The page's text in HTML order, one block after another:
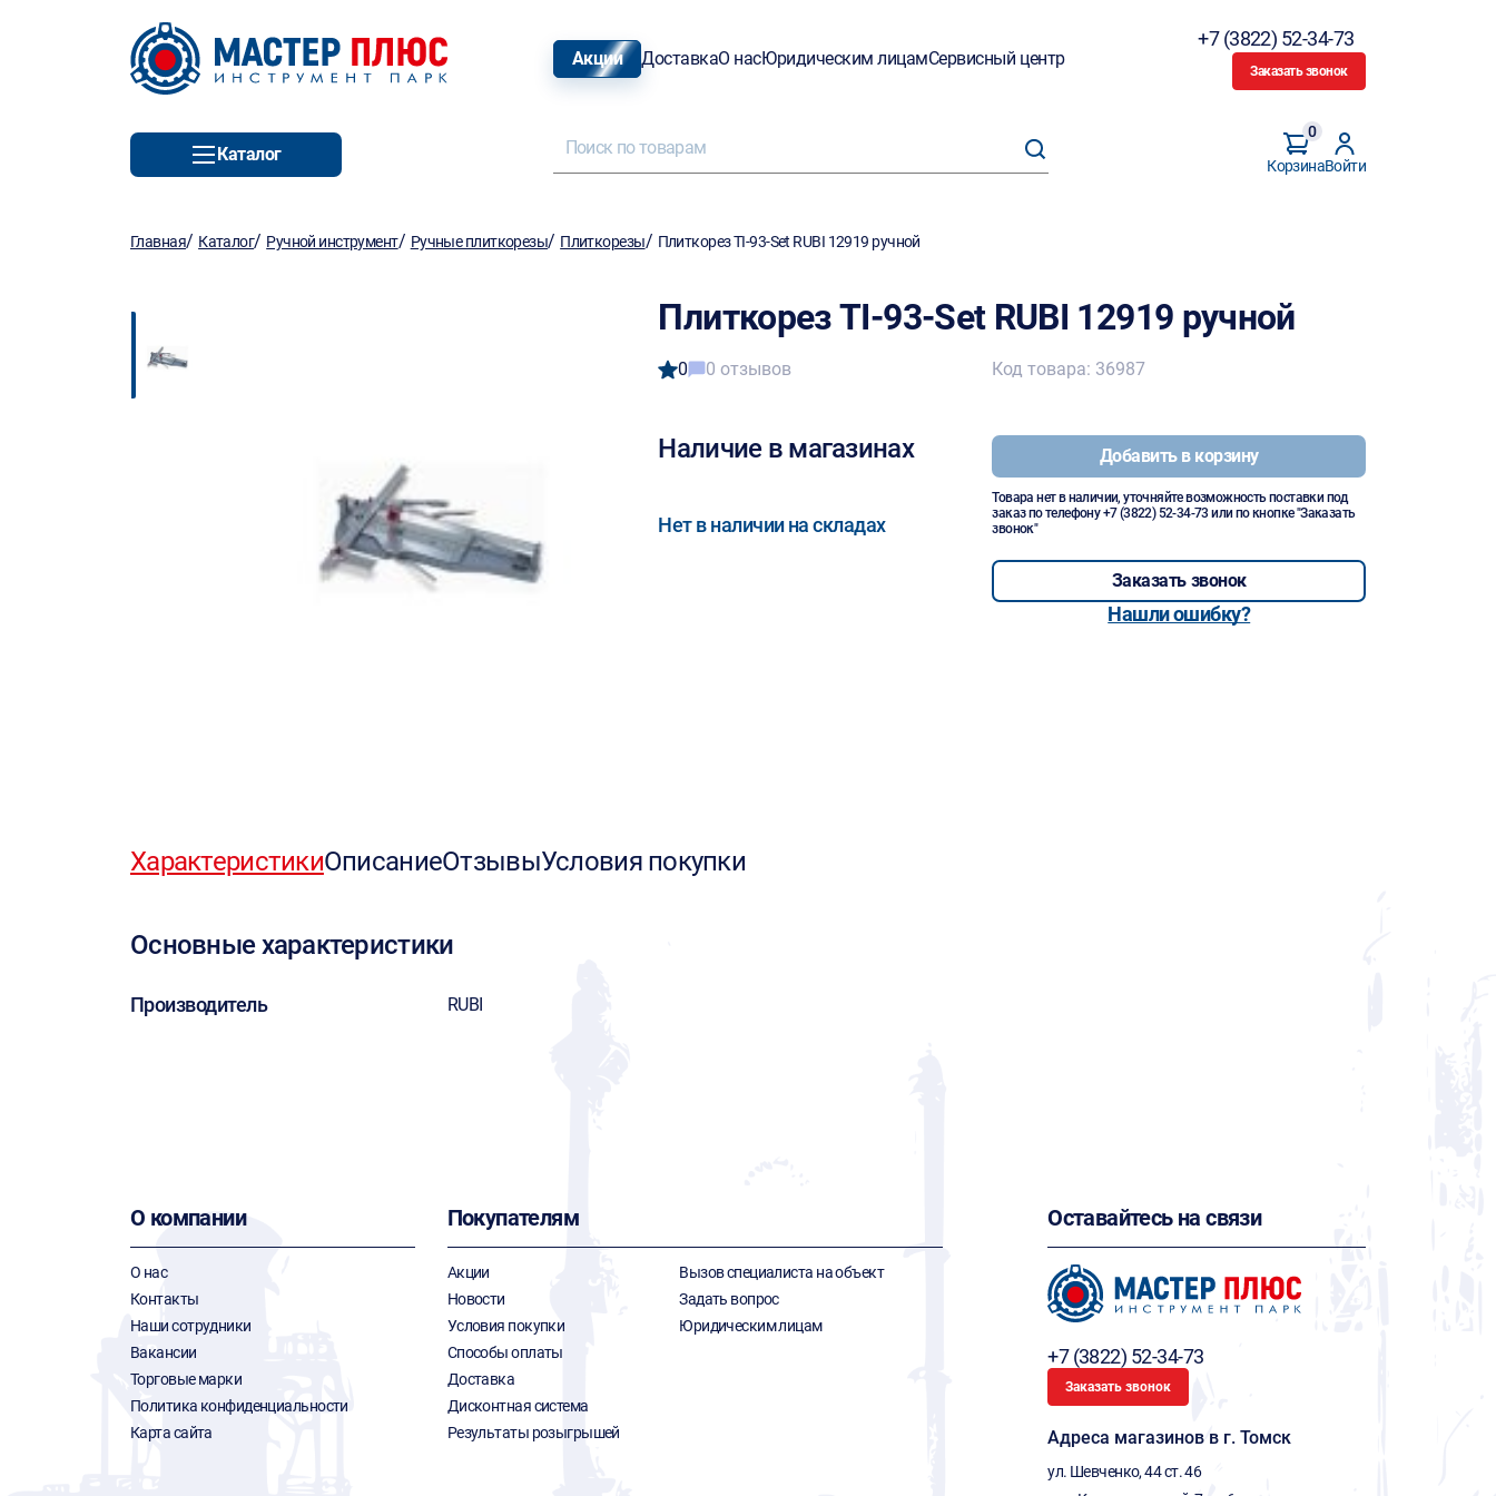
Акции ДоставкаО насЮридическим лицамСервисный центр
+7 (3822) 52-34-73
Заказать звонок
Каталог
Корзина
0
Войти
Главная/ Каталог/ Ручной инструмент/ Ручные плиткорезы/ Плиткорезы/ Плиткорез TI-93-Set RUBI 12919 ручной
Плиткорез TI-93-Set RUBI 12919 ручной
0 0 отзывов
Наличие в магазинах
Нет в наличии на складах
Код товара: 36987
Добавить в корзину
Товара нет в наличии, уточняйте возможность поставки под
заказ по телефону+7 (3822) 52-34-73 или по кнопке "Заказать
звонок"
Заказать звонок
Нашли ошибку?
ХарактеристикиОписаниеОтзывыУсловия покупки
Основные характеристики
Производитель RUBI
О компании
О нас
Контакты
Наши сотрудники
Вакансии
Торговые марки
Политика конфиденциальности
Карта сайта
Покупателям
Акции
Новости
Условия покупки
Способы оплаты
Доставка
Дисконтная система
Результаты розыгрышей
Вызов специалиста на объект
Задать вопрос
Юридическим лицам
Оставайтесь на связи
+7 (3822) 52-34-73
Заказать звонок
Адреса магазинов в г. Томск
ул. Шевченко, 44 ст. 46